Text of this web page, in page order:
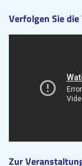
Verfolgen Sie
Zur